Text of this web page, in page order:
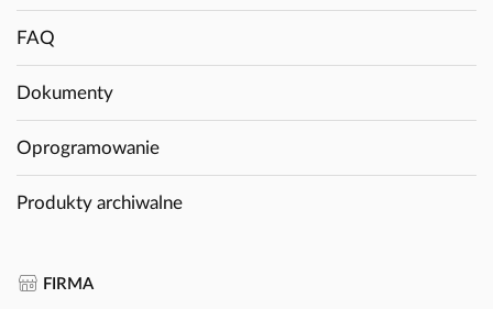
FAQ
Dokumenty
Oprogramowanie
Produkty archiwalne
FIRMA